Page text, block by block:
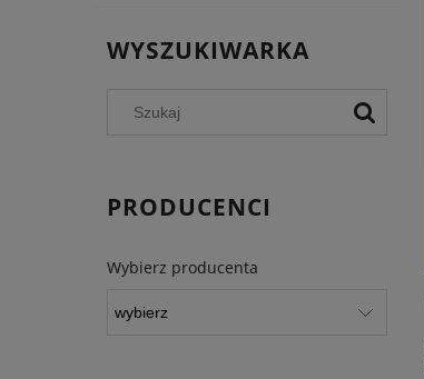
WYSZUKIWARKA
PRODUCENCI
Wybierz producenta